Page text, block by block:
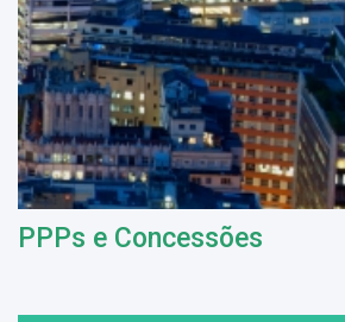
PPPs e Concessões